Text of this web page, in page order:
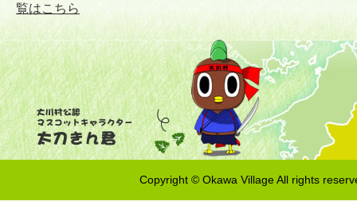
覧はこちら
Copyright © Okawa Village All rights